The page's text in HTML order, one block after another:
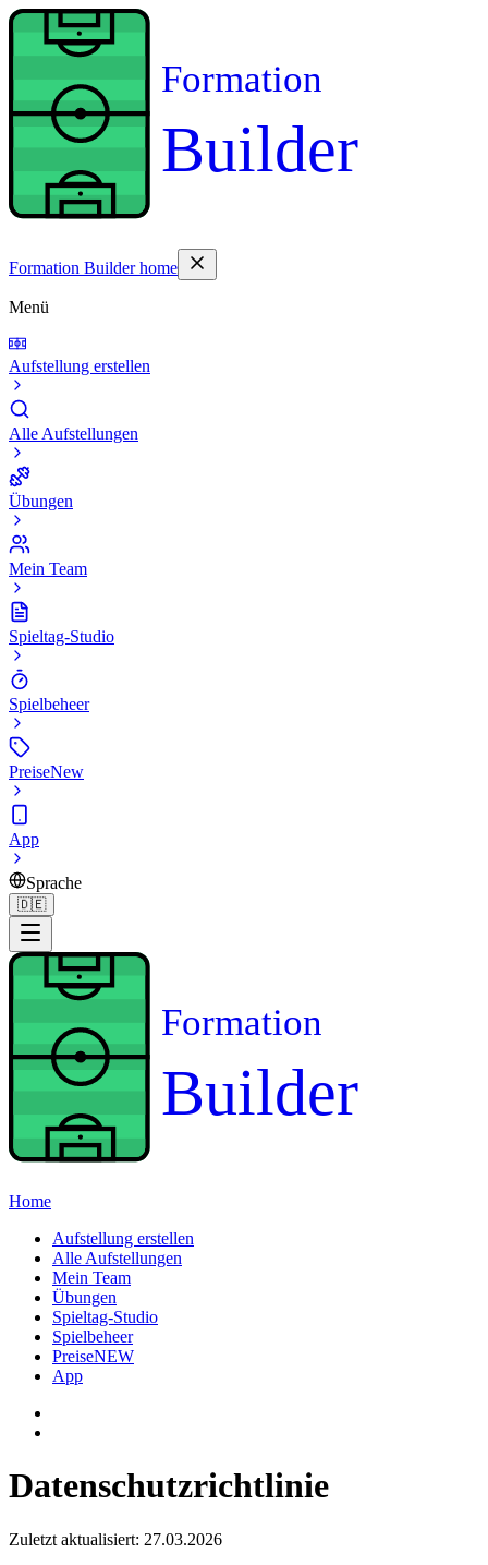
Formation
Builder
Formation Builder home
Menü
Aufstellung erstellen
Alle Aufstellungen
Übungen
Mein Team
Spieltag-Studio
Spielbeheer
PreiseNew
App
Sprache
🇩🇪
Formation
Builder
Home
Aufstellung erstellen
Alle Aufstellungen
Mein Team
Übungen
Spieltag-Studio
Spielbeheer
PreiseNEW
App
Datenschutzrichtlinie
Zuletzt aktualisiert: 27.03.2026